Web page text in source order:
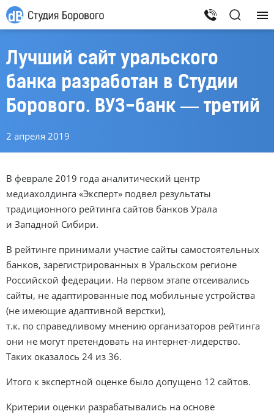
Лучший сайт уральского
банка разработан в Студии
Борового. ВУЗ-банк — третий
2 апреля 2019
В феврале 2019 года аналитический центр
медиахолдинга «Эксперт» подвел результаты
традиционного рейтинга сайтов банков Урала
и Западной Сибири.
В рейтинге принимали участие сайты самостоятельных
банков, зарегистрированных в Уральском регионе
Российской федерации. На первом этапе отсеивались
сайты, не адаптированные под мобильные устройства
(не имеющие адаптивной верстки),
т.к. по справедливому мнению организаторов рейтинга
они не могут претендовать на интернет-лидерство.
Таких оказалось 24 из 36.
Итого к экспертной оценке было допущено 12 сайтов.
Критерии оценки разрабатывались на основе